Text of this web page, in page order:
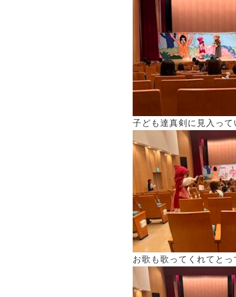
子ども達真剣に見入っ
お歌も歌ってくれてと